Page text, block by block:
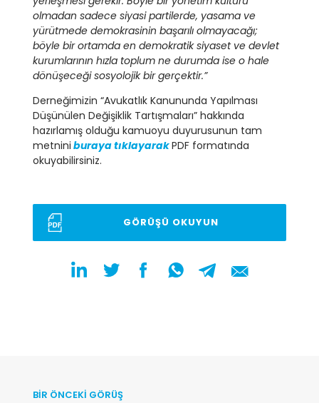
olmadan sadece siyasi partilerde, yasama ve
yürütmede demokrasinin başarılı olmayacağı;
böyle bir ortamda en demokratik siyaset ve devlet
kurumlarının hızla toplum ne durumda ise o hale
dönüşeceği sosyolojik bir gerçektir.”
Derneğimizin “Avukatlık Kanununda Yapılması
Düşünülen Değişiklik Tartışmaları” hakkında
hazırlamış olduğu kamuoyu duyurusunun tam
metnini buraya tıklayarakPDF formatında
okuyabilirsiniz.
GÖRÜŞÜ OKUYUN
BİR ÖNCEKİ GÖRÜŞ